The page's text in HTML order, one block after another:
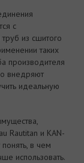
с
из сшитого
таких
производителя
внедряют
идеальную
Rautitan и KAN-
в чем
использовать.